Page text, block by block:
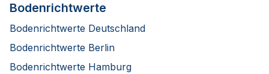
Bodenrichtwerte
Bodenrichtwerte Deutschland
Bodenrichtwerte Berlin
Bodenrichtwerte Hamburg